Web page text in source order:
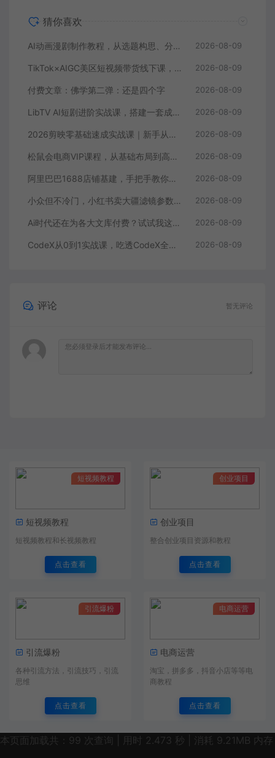
猜你喜欢
AI动画漫剧制作教程，从选题构思、分镜文案、AI绘图配音到剪映成片的完整创作流 2026-08-09
TikTok×AIGC美区短视频带货线下课，原线下两天一夜实战课程，原价1.5W，完整收录12小时高清授课视频 2026-08-09
付费文章：佛学第二弹：还是四个字 2026-08-09
LibTV AI短剧进阶实战课，搭建一套成熟标准化AI短剧制作工作流，带你从素材创作走向专业镜头叙事 2026-08-09
2026剪映零基础速成实战课｜新手从工具认知、剪辑剪辑、特效配音到爆款短视频完整制作一站式教学 2026-08-09
松鼠会电商VIP课程，从基础布局到高阶优化，助你掌握淘宝运营逻辑，提升店铺流量与转化（更新0809） 2026-08-09
阿里巴巴1688店铺基建，手把手教你搞定开店必备操作（更新8月） 2026-08-09
小众但不冷门，小红书卖大疆滤镜参数，一单39，321天卖了1.7w+份 2026-08-09
Ai时代还在为各大文库付费？试试我这个野路子，直接白嫖各大文库！ 2026-08-09
CodeX从0到1实战课，吃透CodeX全功能，零基础AI开发实战，从部署到高阶项目一键落地 2026-08-09
评论 暂无评论
短视频教程
短视频教程
短视频教程和长视频教程
点击查看
创业项目
创业项目
整合创业项目资源和教程
点击查看
引流爆粉
引流爆粉
各种引流方法，引流技巧，引流
思维
点击查看
电商运营
电商运营
淘宝，拼多多，抖音小店等等电
商教程
点击查看
本页面加载共：99 次查询 | 用时 2.473 秒 | 消耗 9.21MB 内存